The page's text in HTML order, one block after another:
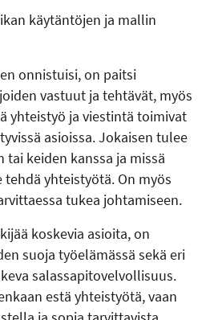
käytäntöjen ja mallin
onnistuisi, on paitsi
vastuut ja tehtävät, myös
yhteistyö ja viestintä toimivat
asioissa. Jokaisen tulee
keiden kanssa ja missä
yhteistyötä. On myös
tukea johtamiseen.
koskevia asioita, on
suoja työelämässä sekä eri
salassapitovelvollisuus.
estä yhteistyötä, vaan